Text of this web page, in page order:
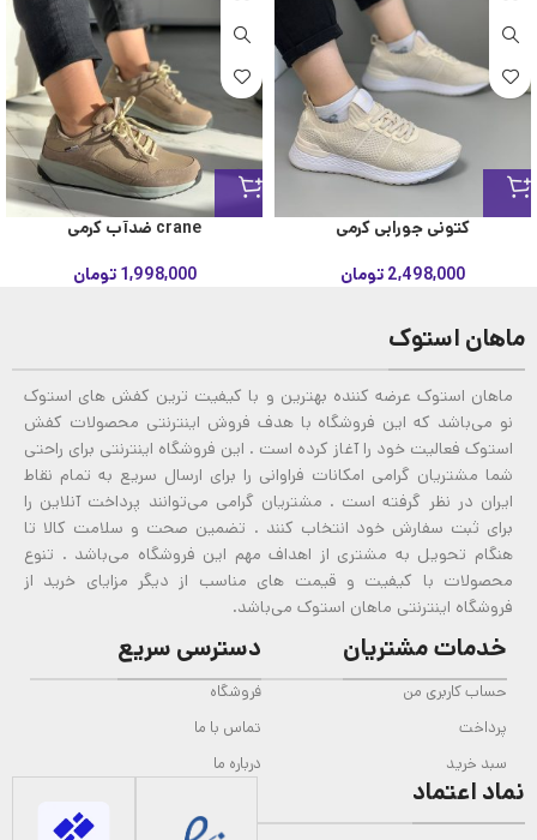
کتونی جورابی کرمی
2,498,000 تومان
crane ضدآب کرمی
1,998,000 تومان
ماهان استوک
ماهان استوک عرضه کننده بهترین و با کیفیت ترین کفش های استوک
نو می‌باشد که این فروشگاه با هدف فروش اینترنتی محصولات کفش
استوک فعالیت خود را آغاز کرده است . این فروشگاه اینترنتی برای راحتی
شما مشتریان گرامی امکانات فراوانی را برای ارسال سریع به تمام نقاط
ایران در نظر گرفته است . مشتریان گرامی می‌توانند پرداخت آنلاین را
برای ثبت سفارش خود انتخاب کنند . تضمین صحت و سلامت کالا تا
هنگام تحویل به مشتری از اهداف مهم این فروشگاه می‌باشد . تنوع
محصولات با کیفیت و قیمت های مناسب از دیگر مزایای خرید از
فروشگاه اینترنتی ماهان استوک می‌باشد.
خدمات مشتریان
حساب کاربری من
پرداخت
سبد خرید
دسترسی سریع
فروشگاه
تماس با ما
درباره ما
نماد اعتماد